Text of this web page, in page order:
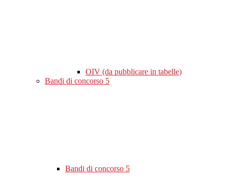
OIV (da pubblicare in tabelle)
Bandi di concorso 5
Bandi di concorso 5